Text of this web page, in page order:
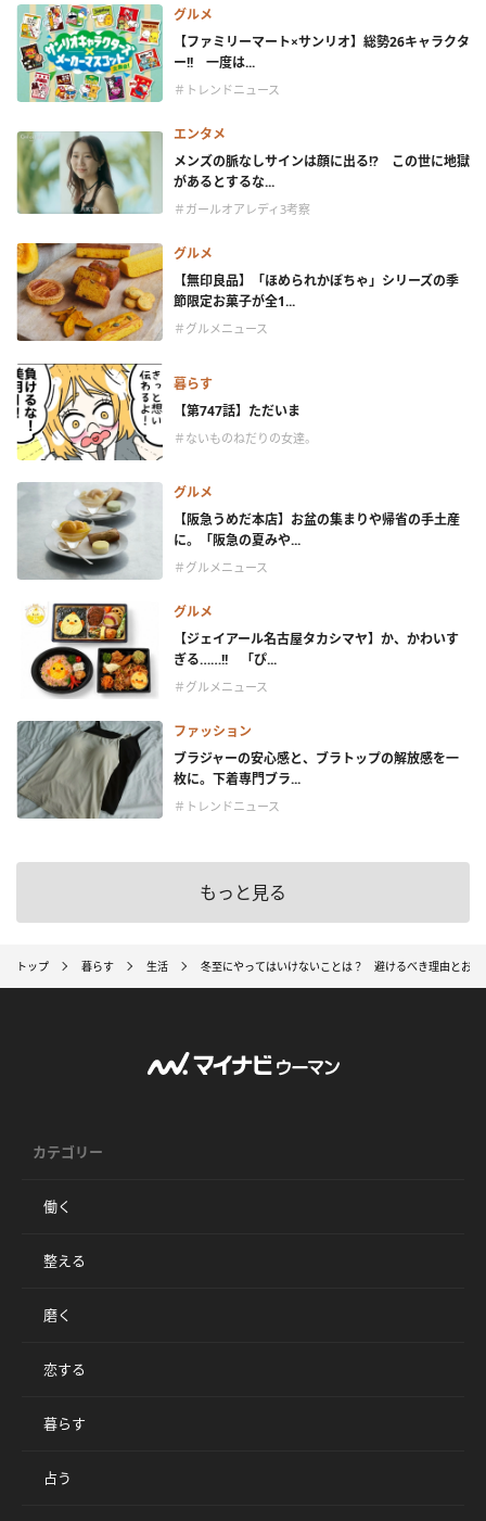
グルメ
【ファミリーマート×サンリオ】総勢26キャラクタ
ー!! 一度は...
＃トレンドニュース
エンタメ
メンズの脈なしサインは顔に出る!? この世に地獄
があるとするな...
＃ガールオアレディ3考察
グルメ
【無印良品】「ほめられかぼちゃ」シリーズの季
節限定お菓子が全1...
＃グルメニュース
暮らす
【第747話】ただいま
＃ないものねだりの女達。
グルメ
【阪急うめだ本店】お盆の集まりや帰省の手土産
に。「阪急の夏みや...
＃グルメニュース
グルメ
【ジェイアール名古屋タカシマヤ】か、かわいす
ぎる……!! 「ぴ...
＃グルメニュース
ファッション
ブラジャーの安心感と、ブラトップの解放感を一
枚に。下着専門ブラ...
＃トレンドニュース
もっと見る
トップ 暮らす 生活 冬至にやってはいけないことは？ 避けるべき理由とおす
カテゴリー
働く
整える
磨く
恋する
暮らす
占う